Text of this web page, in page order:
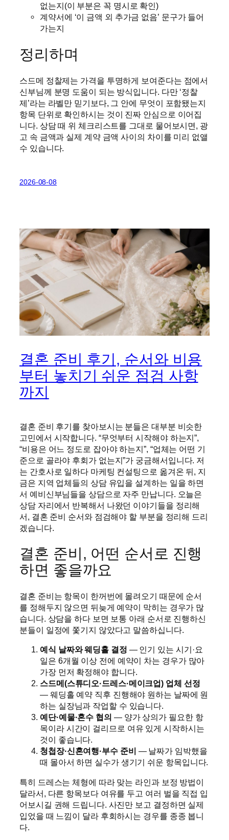
없는지(이 부분은 꼭 명시로 확인)
계약서에 ‘이 금액 외 추가금 없음’ 문구가 들어
가는지
정리하며
스드메 정찰제는 가격을 투명하게 보여준다는 점에서
신부님께 분명 도움이 되는 방식입니다. 다만 ‘정찰
제’라는 라벨만 믿기보다, 그 안에 무엇이 포함됐는지
항목 단위로 확인하시는 것이 진짜 안심으로 이어집
니다. 상담 때 위 체크리스트를 그대로 물어보시면, 광
고 속 금액과 실제 계약 금액 사이의 차이를 미리 없앨
수 있습니다.
2026-08-08
결혼 준비 후기, 순서와 비용
부터 놓치기 쉬운 점검 사항
까지
결혼 준비 후기를 찾아보시는 분들은 대부분 비슷한
고민에서 시작합니다. “무엇부터 시작해야 하는지”,
“비용은 어느 정도로 잡아야 하는지”, “업체는 어떤 기
준으로 골라야 후회가 없는지”가 궁금해서입니다. 저
는 간호사로 일하다 마케팅 컨설팅으로 옮겨온 뒤, 지
금은 지역 업체들의 상담 유입을 설계하는 일을 하면
서 예비신부님들을 상담으로 자주 만납니다. 오늘은
상담 자리에서 반복해서 나왔던 이야기들을 정리해
서, 결혼 준비 순서와 점검해야 할 부분을 정리해 드리
겠습니다.
결혼 준비, 어떤 순서로 진행
하면 좋을까요
결혼 준비는 항목이 한꺼번에 몰려오기 때문에 순서
를 정해두지 않으면 뒤늦게 예약이 막히는 경우가 많
습니다. 상담을 하다 보면 보통 아래 순서로 진행하신
분들이 일정에 쫓기지 않았다고 말씀하십니다.
예식 날짜와 웨딩홀 결정 — 인기 있는 시기·요
일은 6개월 이상 전에 예약이 차는 경우가 많아
가장 먼저 확정해야 합니다.
스드메(스튜디오·드레스·메이크업) 업체 선정
— 웨딩홀 예약 직후 진행해야 원하는 날짜에 원
하는 실장님과 작업할 수 있습니다.
예단·예물·혼수 협의 — 양가 상의가 필요한 항
목이라 시간이 걸리므로 여유 있게 시작하시는
것이 좋습니다.
청첩장·신혼여행·부수 준비 — 날짜가 임박했을
때 몰아서 하면 실수가 생기기 쉬운 항목입니다.
특히 드레스는 체형에 따라 맞는 라인과 보정 방법이
달라서, 다른 항목보다 여유를 두고 여러 벌을 직접 입
어보시길 권해 드립니다. 사진만 보고 결정하면 실제
입었을 때 느낌이 달라 후회하시는 경우를 종종 봅니
다.